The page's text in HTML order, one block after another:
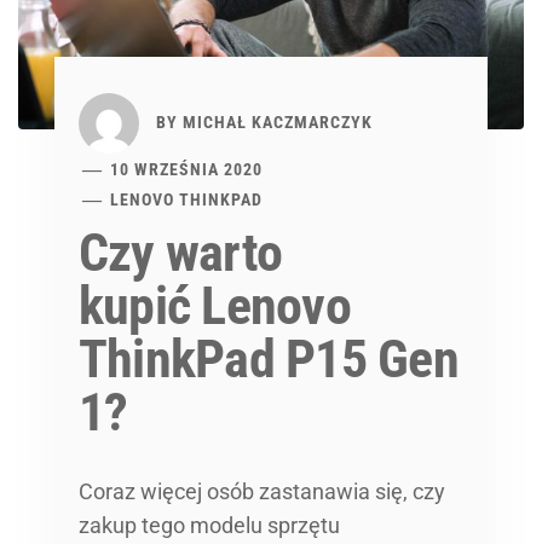
BY MICHAŁ KACZMARCZYK
10 WRZEŚNIA 2020
LENOVO THINKPAD
Czy warto
kupić Lenovo
ThinkPad P15 Gen
1?
Coraz więcej osób zastanawia się, czy
zakup tego modelu sprzętu